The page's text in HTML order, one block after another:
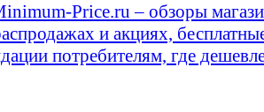
Price.ru – обзоры
и акциях,
потребителям, где